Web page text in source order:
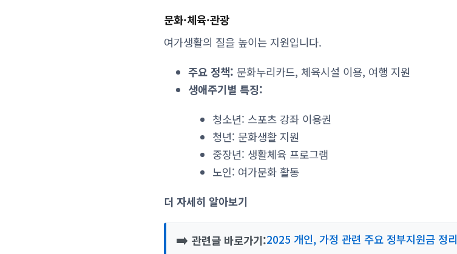
문화·체육·관광
여가생활의 질을 높이는 지원입니다.
주요 정책: 문화누리카드, 체육시설 이용, 여행 지원
생애주기별 특징:
청소년: 스포츠 강좌 이용권
청년: 문화생활 지원
중장년: 생활체육 프로그램
노인: 여가문화 활동
더 자세히 알아보기
➡️ 관련글 바로가기:2025 개인, 가정 관련 주요 정부지원금 정리